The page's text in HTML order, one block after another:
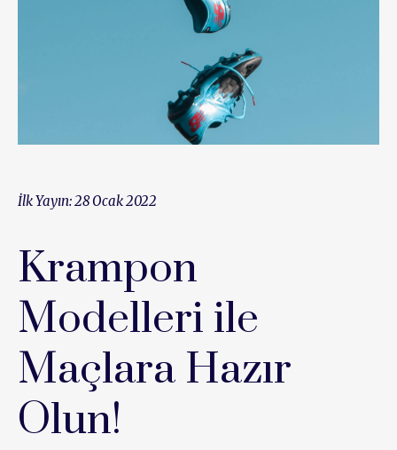
İlk Yayın: 28 Ocak 2022
Krampon
Modelleri ile
Maçlara Hazır
Olun!